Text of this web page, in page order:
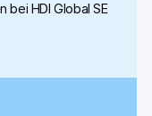
bei HDI Global SE